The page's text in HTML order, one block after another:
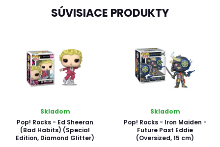
SÚVISIACE PRODUKTY
Skladom
Pop! Rocks - Ed Sheeran
(Bad Habits) (Special
Edition, Diamond Glitter)
Skladom
Pop! Rocks - Iron Maiden -
Future Past Eddie
(Oversized, 15 cm)